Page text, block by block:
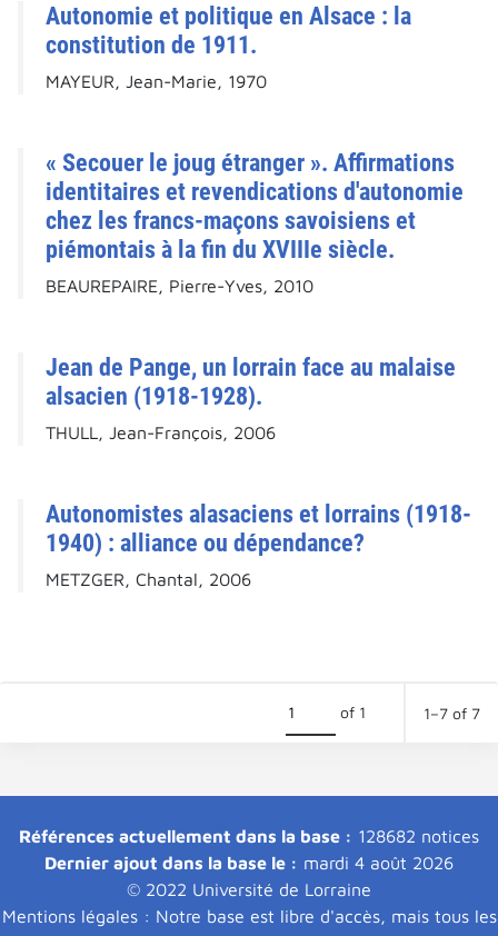
Autonomie et politique en Alsace : la
constitution de 1911.
MAYEUR, Jean-Marie, 1970
« Secouer le joug étranger ». Affirmations
identitaires et revendications d'autonomie
chez les francs-maçons savoisiens et
piémontais à la fin du XVIIIe siècle.
BEAUREPAIRE, Pierre-Yves, 2010
Jean de Pange, un lorrain face au malaise
alsacien (1918-1928).
THULL, Jean-François, 2006
Autonomistes alasaciens et lorrains (1918-
1940) : alliance ou dépendance?
METZGER, Chantal, 2006
of 1 1–7 of 7
Références actuellement dans la base : 128682 notices
Dernier ajout dans la base le : mardi 4 août 2026
© 2022 Université de Lorraine
Mentions légales : Notre base est libre d'accès, mais tous les